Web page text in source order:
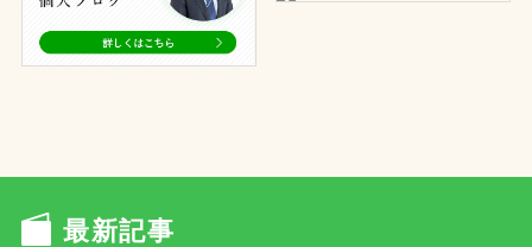
最新記事